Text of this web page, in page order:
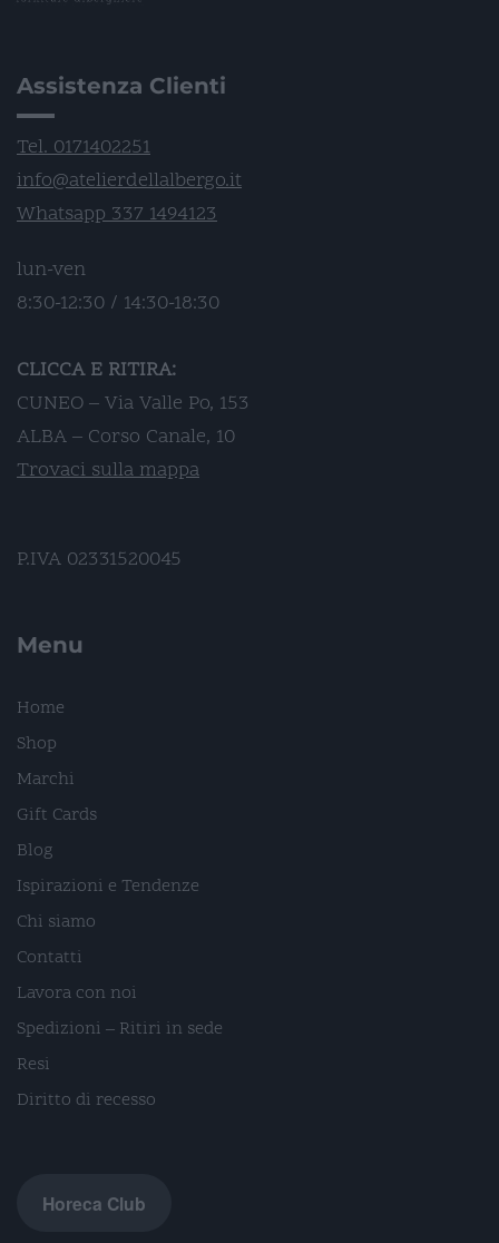
Assistenza Clienti
Tel. 0171402251
info@atelierdellalbergo.it
Whatsapp 337 1494123
lun-ven
8:30-12:30 / 14:30-18:30
CLICCA E RITIRA:
CUNEO – Via Valle Po, 153
ALBA – Corso Canale, 10
Trovaci sulla mappa
P.IVA 02331520045
Menu
Home
Shop
Marchi
Gift Cards
Blog
Ispirazioni e Tendenze
Chi siamo
Contatti
Lavora con noi
Spedizioni – Ritiri in sede
Resi
Diritto di recesso
Horeca Club